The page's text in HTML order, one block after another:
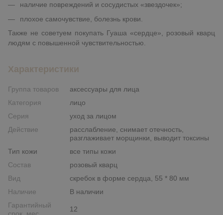
наличие повреждений и сосудистых «звездочек»;
плохое самочувствие, болезнь крови.
Также не советуем покупать Гуаша «сердце», розовый кварц
людям с повышенной чувствительностью.
Характеристики
Группа товаров
аксессуары для лица
Категория
лицо
Серия
уход за лицом
Действие
расслабление, снимает отечность,
разглаживает морщинки, выводит токсины
Тип кожи
все типы кожи
Состав
розовый кварц
Вид
скребок в форме сердца, 55 * 80 мм
Наличие
В наличии
Гарантийный
12